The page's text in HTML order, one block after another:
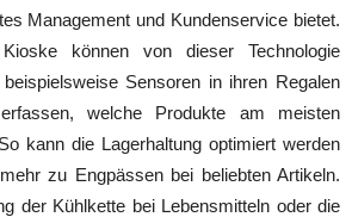
Management und Kundenservice bietet.
können von dieser Technologie
Sensoren in ihren Regalen
welche Produkte am meisten
kann die Lagerhaltung optimiert werden
zu Engpässen bei beliebten Artikeln.
der Kühlkette bei Lebensmitteln oder die